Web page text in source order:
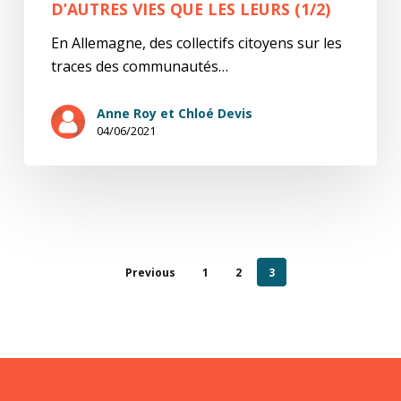
D’AUTRES VIES QUE LES LEURS (1/2)
En Allemagne, des collectifs citoyens sur les
traces des communautés…
Anne Roy et Chloé Devis
04/06/2021
Previous 1 2 3